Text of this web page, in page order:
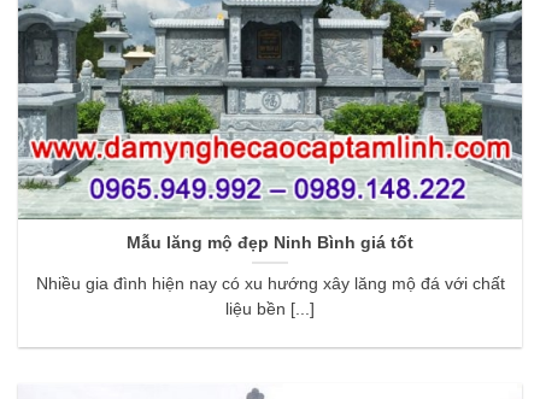
Mẫu lăng mộ đẹp Ninh Bình giá tốt
Nhiều gia đình hiện nay có xu hướng xây lăng mộ đá với chất
liệu bền [...]